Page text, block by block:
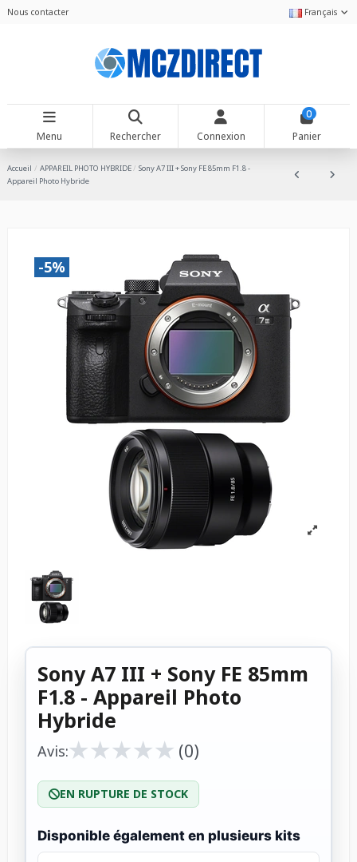
Nous contacter Français
Menu Rechercher Connexion
0
Panier
Accueil APPAREIL PHOTO HYBRIDE
Sony A7 III + Sony FE 85mm F1.8 -
Appareil Photo Hybride
-5%
Sony A7 III + Sony FE 85mm
F1.8 - Appareil Photo
Hybride
Avis:★
★★
★★
★★
★★
★ (0)
EN RUPTURE DE STOCK
Disponible également en plusieurs kits